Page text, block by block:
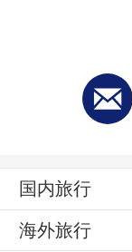
国内旅行
海外旅行